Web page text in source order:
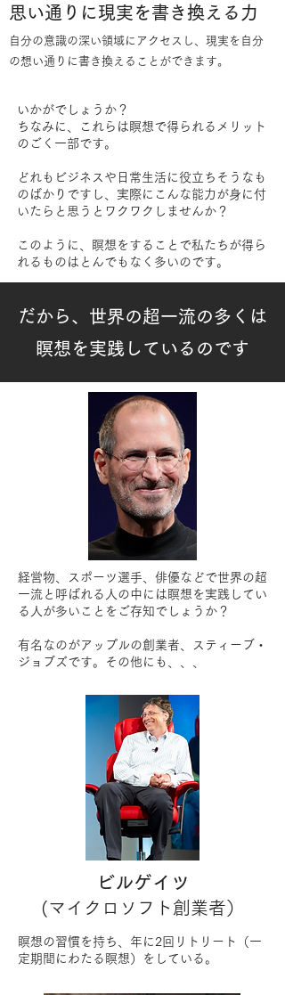
​思い通りに現実を書き換える力
自分の意識の深い領域にアクセスし、現実を自分
の想い通りに書き換えることができます。
いかがでしょうか？
ちなみに、これらは瞑想で得られるメリット
のごく一部です。
どれもビジネスや日常生活に役立ちそうなも
のばかりですし、実際にこんな能力が身に付
いたらと思うとワクワクしませんか？
このように、瞑想をすることで私たちが得ら
れるものはとんでもなく多いのです。
だから、世界の超一流の多くは
瞑想を実践しているのです
経営物、スポーツ選手、俳優などで世界の超
一流と呼ばれる人の中には瞑想を実践してい
る人が多いことをご存知でしょうか？
有名なのがアップルの創業者、スティーブ・
ジョブズです。その他にも、、、
ビルゲイツ
(マイクロソフト創業者）
瞑想の習慣を持ち、年に2回リトリート（一
定期間にわたる瞑想）をしている。